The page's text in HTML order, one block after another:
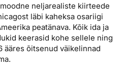
neljarealiste kiirteede
läbi kaheksa osariigi
peatänava. Kõik ida ja
keerasid kohe sellele ning
ääres õitsenud väikelinnad